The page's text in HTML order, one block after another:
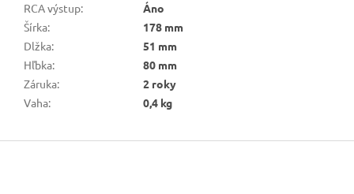
RCA výstup:
Áno
Šírka:
178 mm
Dlžka:
51 mm
Hľbka:
80 mm
Záruka:
2 roky
Vaha: 0,4 kg